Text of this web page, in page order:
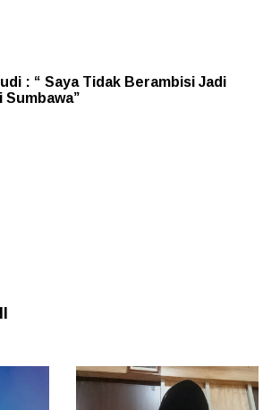
: “ Saya Tidak Berambisi Jadi
Sumbawa”